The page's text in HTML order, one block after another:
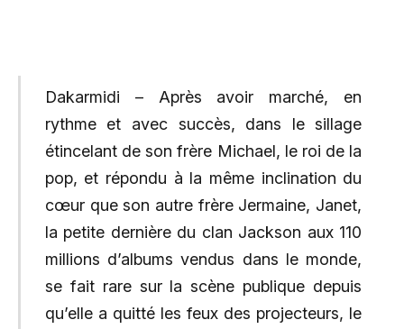
Dakarmidi – Après avoir marché, en
rythme et avec succès, dans le sillage
étincelant de son frère Michael, le roi de la
pop, et répondu à la même inclination du
cœur que son autre frère Jermaine, Janet,
la petite dernière du clan Jackson aux 110
millions d’albums vendus dans le monde,
se fait rare sur la scène publique depuis
qu’elle a quitté les feux des projecteurs, le